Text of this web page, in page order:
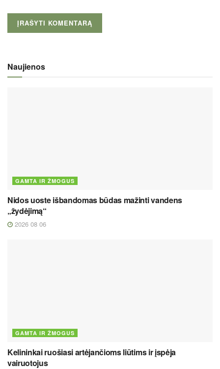
Naujienos
GAMTA IR ŽMOGUS
Nidos uoste išbandomas būdas mažinti vandens
„žydėjimą“
2026 08 06
GAMTA IR ŽMOGUS
Kelininkai ruošiasi artėjančioms liūtims ir įspėja
vairuotojus